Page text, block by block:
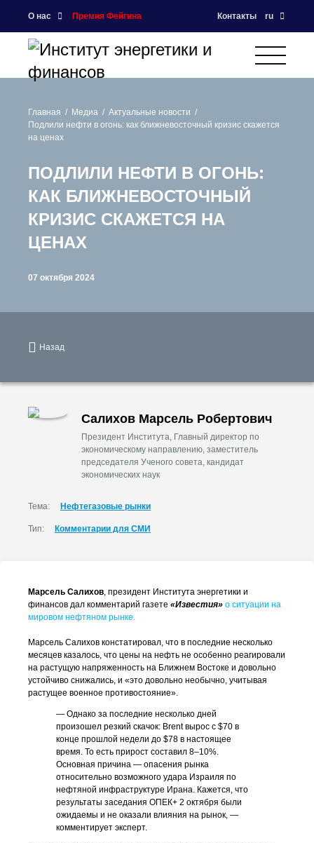
О нас Премия Фейгина Контакты ru
Главная Медиа
Актуальные новости
Подлили нефти в огонь: как ближневосточный кризис скажется
на ценах
ПОДЛИЛИ НЕФТИ В ОГОНЬ:
КАК БЛИЖНЕВОСТОЧНЫЙ
КРИЗИС СКАЖЕТСЯ НА
ЦЕНАХ
07 октября 2024
Назад
Салихов Марсель Робертович
Президент Института, Главный директор по
экономическому направлению, заместитель
председателя Ученого совета, кандидат
экономических наук
Тема: Нефтегазовые рынки
Тип: Комментарии для СМИ
Марсель Салихов, президент Института энергетики и
финансов дал комментарий газете «Известия» о ситуации на
мировом нефтяном рынке.
Марсель Салихов констатировал, что в последние несколько
месяцев казалось, что цены на нефть не особенно реагировали
на растущую напряженность на Ближнем Востоке и довольно
устойчиво снижались, и «это довольно необычно, учитывая
растущее военное противостояние».
— Однако за последние несколько дней
произошел резкий скачок: Brent вырос с $70 в
конце прошлой недели до $78 в настоящее
время. То есть прирост составил 8–10%.
Основная причина — опасения рынка
относительно возможного удара Израиля по
нефтяной инфраструктуре Ирана. Кажется, что
результаты заседания ОПЕК+ 2 октября были
ожидаемы и не оказали влияния на рынок, —
комментирует эксперт.